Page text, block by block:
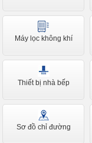
Máy lọc không khí
Thiết bị nhà bếp
Sơ đồ chỉ đường